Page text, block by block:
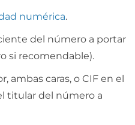
numérica.
del número a portar
si recomendable).
ambas caras, o CIF en el
titular del número a